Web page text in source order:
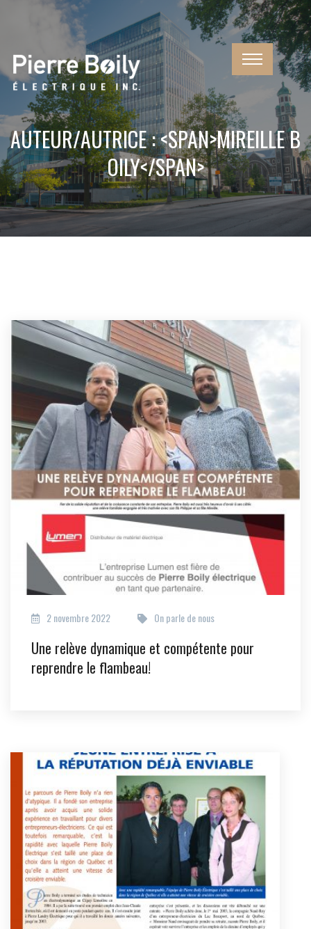
AUTEUR/AUTRICE : <SPAN>MIREILLE B
OILY</SPAN>
2 novembre 2022 On parle de nous
Une relève dynamique et compétente pour
reprendre le flambeau!